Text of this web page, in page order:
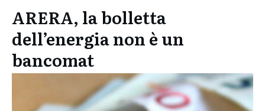
ARERA, la bolletta
dell’energia non è un
bancomat